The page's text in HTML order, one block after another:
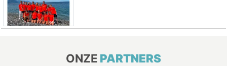
ONZE PARTNERS